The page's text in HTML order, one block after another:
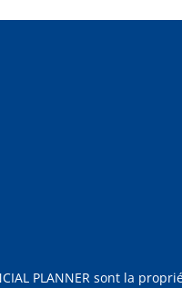
PLANNER sont la